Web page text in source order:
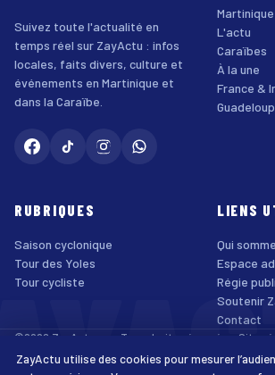
Suivez toute l'actualité en
temps réel sur ZayActu : infos
locales, faits divers, culture et
événements en Martinique et
dans la Caraïbe.
Martinique
L'actu
Caraïbes
À la une
France &
RUBRIQUES
Saison cyclonique
Tour des Yoles
Tour cycliste
LIENS
Qui
Espace
Régie
Soutenir
Contact
©2026 ZayActu.org. Tous droits réservés. · Site
Agency
Mentions légales
Confidentialité Cookies
ZayActu utilise des cookies pour mesurer